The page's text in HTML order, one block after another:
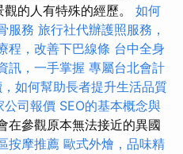
的人有特殊的經歷。 如何
服務 旅行社代辦護照服務，
程，改善下巴線條 台中全身
訊，一手掌握 專屬台北會計
如何幫助長者提升生活品質
公司報價 SEO的基本概念與
在參觀原本無法接近的異國
按摩推薦 歐式外燴，品味精